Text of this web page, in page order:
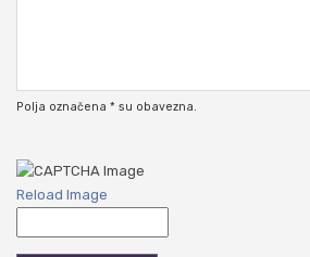
Polja označena * su obavezna.
Reload Image